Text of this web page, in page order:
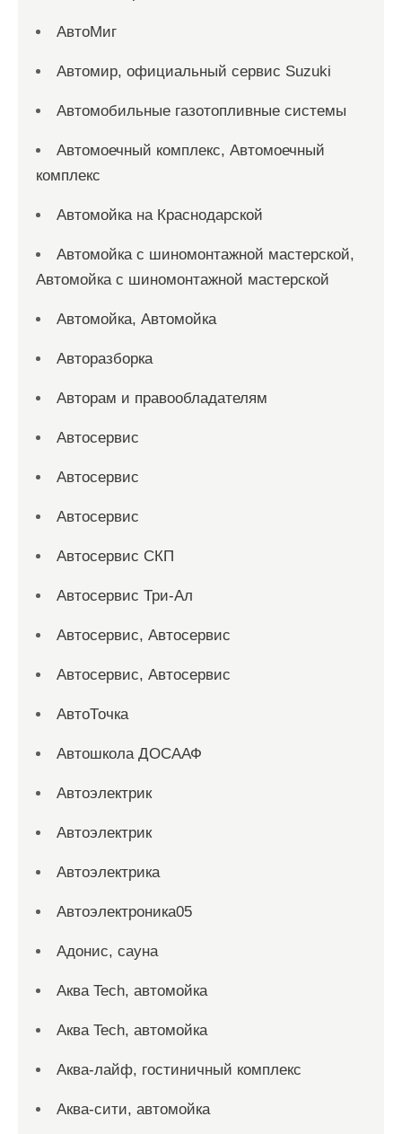
АвтоМиг
Автомир, официальный сервис Suzuki
Автомобильные газотопливные системы
Автомоечный комплекс, Автомоечный
комплекс
Автомойка на Краснодарской
Автомойка с шиномонтажной мастерской,
Автомойка с шиномонтажной мастерской
Автомойка, Автомойка
Авторазборка
Авторам и правообладателям
Автосервис
Автосервис
Автосервис
Автосервис СКП
Автосервис Три-Ал
Автосервис, Автосервис
Автосервис, Автосервис
АвтоТочка
Автошкола ДОСААФ
Автоэлектрик
Автоэлектрик
Автоэлектрика
Автоэлектроника05
Адонис, сауна
Аква Tech, автомойка
Аква Tech, автомойка
Аква-лайф, гостиничный комплекс
Аква-сити, автомойка